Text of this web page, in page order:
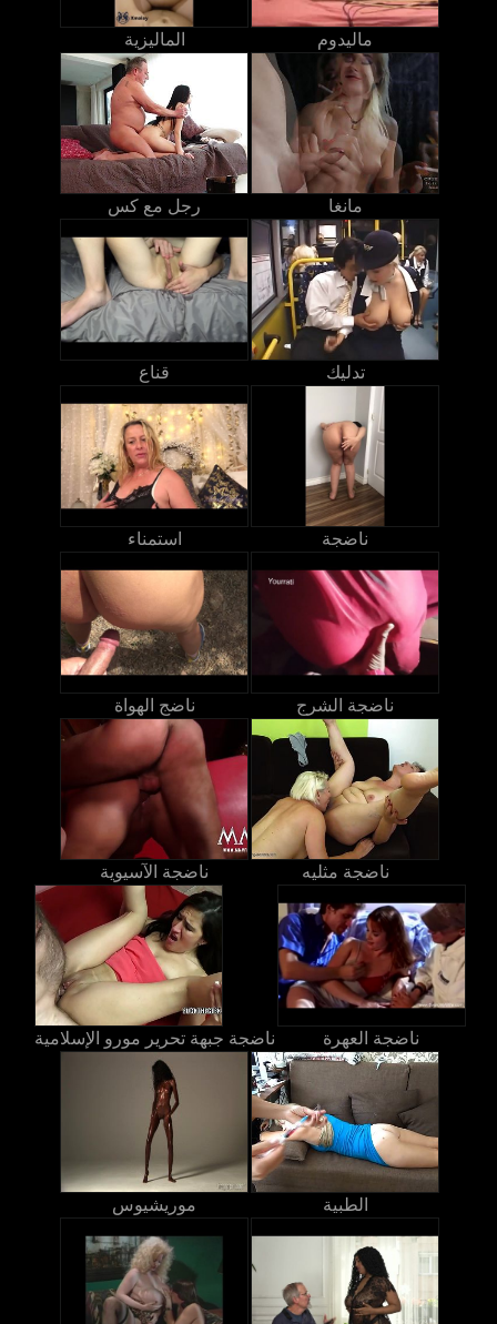
الماليزية ماليدوم
رجل مع كس مانغا
قناع تدليك
استمناء ناضجة
ناضج الهواة ناضجة الشرج
ناضجة الآسيوية ناضجة مثليه
ناضجة جبهة تحرير مورو الإسلامية ناضجة العهرة
موريشيوس الطبية